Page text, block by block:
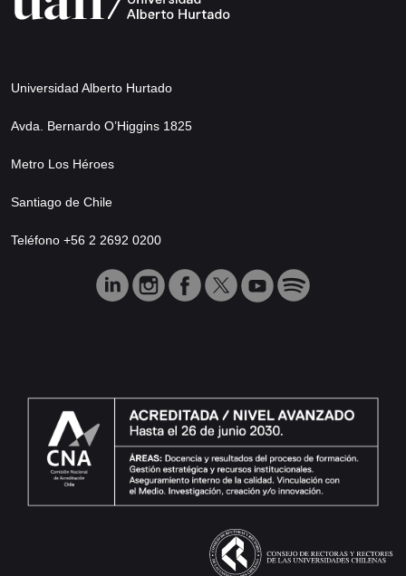
Universidad Alberto Hurtado
Avda. Bernardo O’Higgins 1825
Metro Los Héroes
Santiago de Chile
Teléfono +56 2 2692 0200